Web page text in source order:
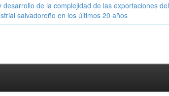
desarrollo de la complejidad de las exportaciones del
salvadoreño en los últimos 20 años